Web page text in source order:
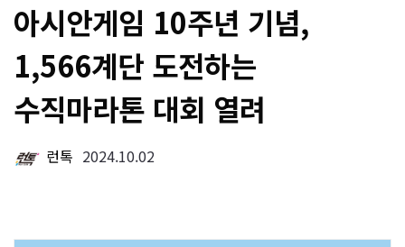
아시안게임 10주년 기념,
1,566계단 도전하는
수직마라톤 대회 열려
런톡 2024.10.02